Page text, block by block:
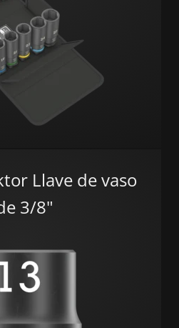
Llave de vaso
3/8"